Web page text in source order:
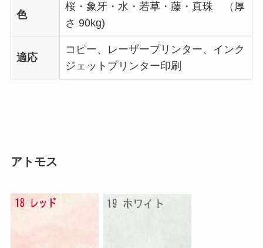
色
桜・象牙・水・若草・藤・真珠 （厚
さ 90kg)
適応
コピー、レーザープリンター、インク
ジェットプリンター印刷
アトモス